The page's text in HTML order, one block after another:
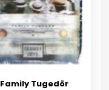
Family Tugedör